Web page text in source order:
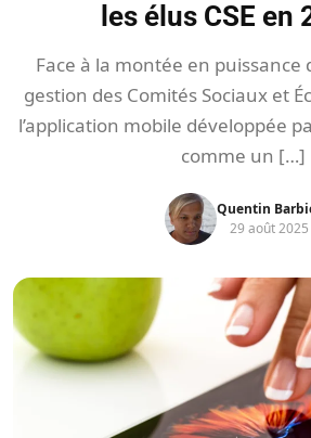
les élus CSE en
Face à la montée en puissance
gestion des Comités Sociaux et
l’application mobile développée
comme un […]
Quentin
29 août 2025